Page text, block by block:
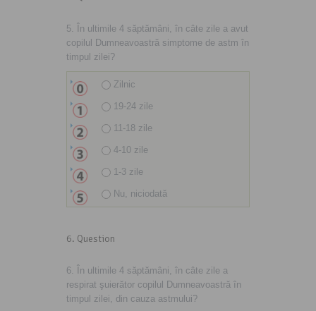
5. În ultimile 4 săptămâni, în câte zile a avut
copilul Dumneavoastră simptome de astm în
timpul zilei?
Zilnic
19-24 zile
11-18 zile
4-10 zile
1-3 zile
Nu, niciodată
6. Question
6. În ultimile 4 săptămâni, în câte zile a
respirat şuierător copilul Dumneavoastră în
timpul zilei, din cauza astmului?